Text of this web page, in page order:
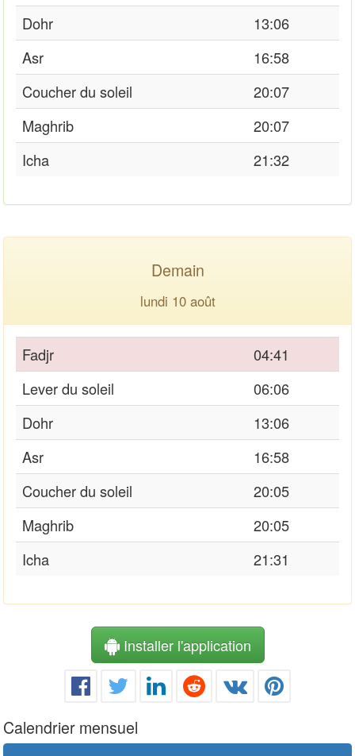
Dohr
13:06
Asr
16:58
Coucher du soleil
20:07
Maghrib
20:07
Icha
21:32
Demain
lundi 10 août
Fadjr
04:41
Lever du soleil
06:06
Dohr
13:06
Asr
16:58
Coucher du soleil
20:05
Maghrib
20:05
Icha
21:31
Installer l'application
Calendrier mensuel